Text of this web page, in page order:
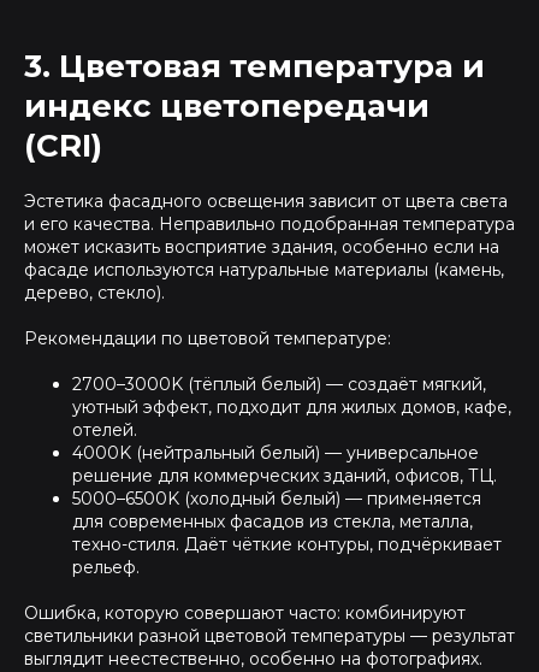
3. Цветовая температура и
индекс цветопередачи
(CRI)
Эстетика фасадного освещения зависит от цвета света
и его качества. Неправильно подобранная температура
может исказить восприятие здания, особенно если на
фасаде используются натуральные материалы (камень,
дерево, стекло).
Рекомендации по цветовой температуре:
2700–3000K (тёплый белый) — создаёт мягкий,
уютный эффект, подходит для жилых домов, кафе,
отелей.
4000K (нейтральный белый) — универсальное
решение для коммерческих зданий, офисов, ТЦ.
5000–6500K (холодный белый) — применяется
для современных фасадов из стекла, металла,
техно-стиля. Даёт чёткие контуры, подчёркивает
рельеф.
Ошибка, которую совершают часто: комбинируют
светильники разной цветовой температуры — результат
выглядит неестественно, особенно на фотографиях.